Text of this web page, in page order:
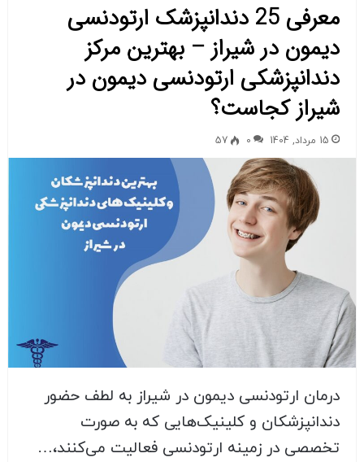
معرفی 25 دندانپزشک ارتودنسی
دیمون در شیراز – بهترین مرکز
دندانپزشکی ارتودنسی دیمون در
شیراز کجاست؟
15 مرداد, 1404 0
57
درمان ارتودنسی دیمون در شیراز به لطف حضور
دندانپزشکان و کلینیک‌هایی که به صورت
تخصصی در زمینه ارتودنسی فعالیت می‌کنند،…